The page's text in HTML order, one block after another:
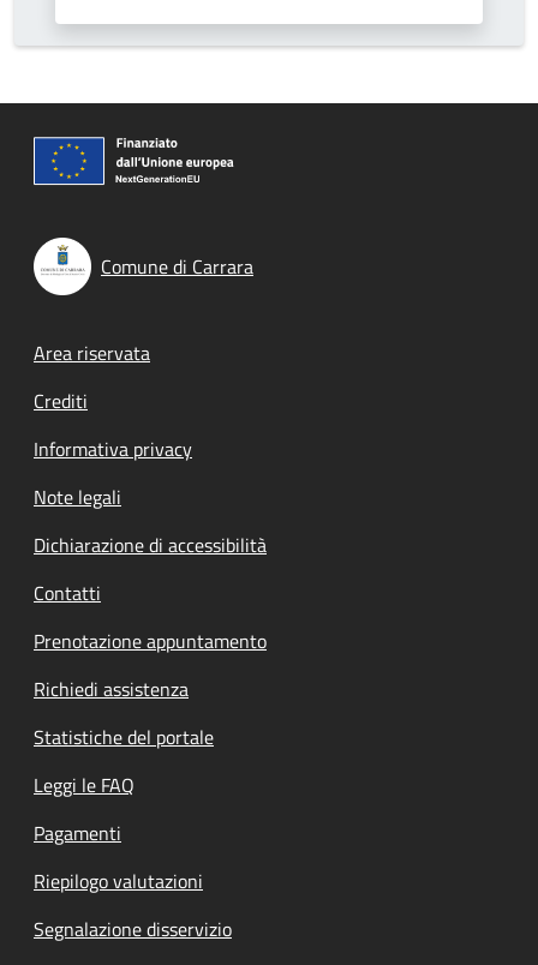
Comune di Carrara
Footer menu
Area riservata
Crediti
Informativa privacy
Note legali
Dichiarazione di accessibilità
Contatti
Prenotazione appuntamento
Richiedi assistenza
Statistiche del portale
Leggi le FAQ
Pagamenti
Riepilogo valutazioni
Segnalazione disservizio